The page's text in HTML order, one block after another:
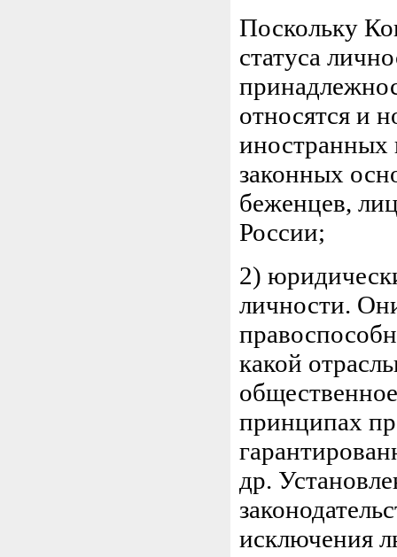
Поскольку
статуса
относятся и
иностранных
законных
беженцев,
России;
2)
личности.
какой
принципах
др.
исключения